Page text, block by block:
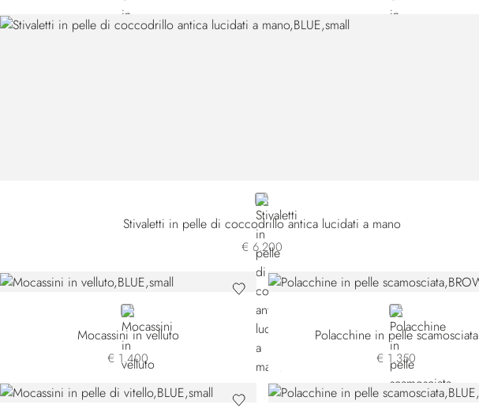
BLUE
Stivaletti in pelle di coccodrillo antica lucidati a mano
€ 6.200
BLUE
Mocassini in velluto
€ 1.400
BROWN
Polacchine in pelle scamosciata
€ 1.350